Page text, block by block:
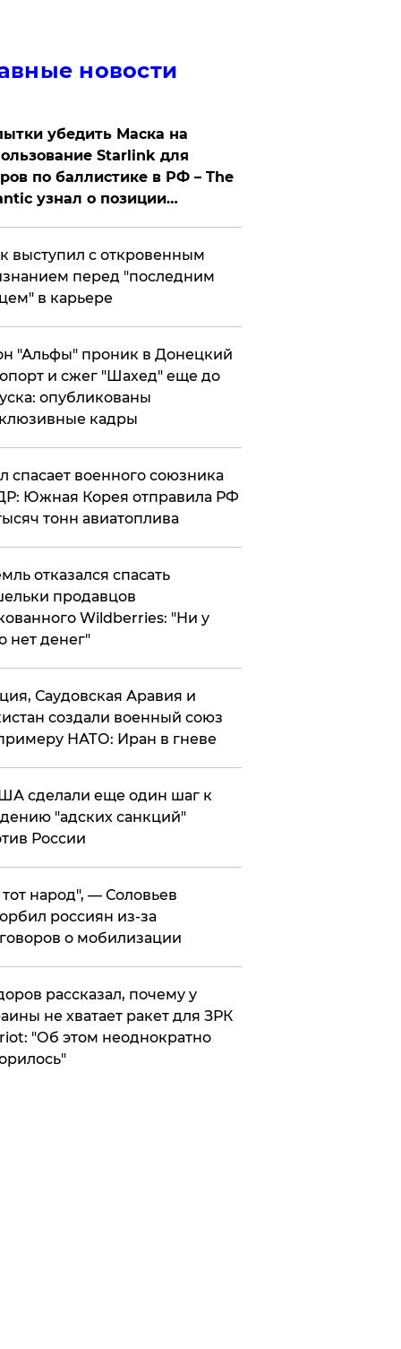
новости
убедить Маска на
Starlink для
по баллистике в РФ – The
узнал о позиции
выступил с откровенным
перед "последним
в карьере
"Альфы" проник в Донецкий
и сжег "Шахед" еще до
опубликованы
кадры
спасает военного союзника
Южная Корея отправила РФ
тонн авиатоплива
отказался спасать
продавцов
Wildberries: "Ни у
нет денег"
Саудовская Аравия и
создали военный союз
НАТО: Иран в гневе
сделали еще один шаг к
"адских санкций"
России
народ", — Соловьев
россиян из-за
о мобилизации
рассказал, почему у
не хватает ракет для ЗРК
"Об этом неоднократно